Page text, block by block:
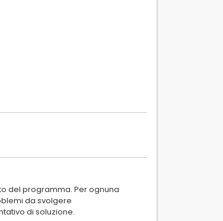
del programma. Per ognuna
da svolgere